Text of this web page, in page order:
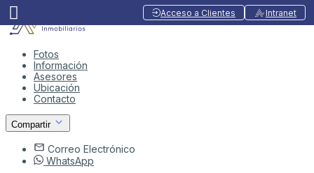
Acceso a Clientes Intranet
Fotos
Información
Asesores
Ubicación
Contacto
Compartir
Correo Electrónico
WhatsApp